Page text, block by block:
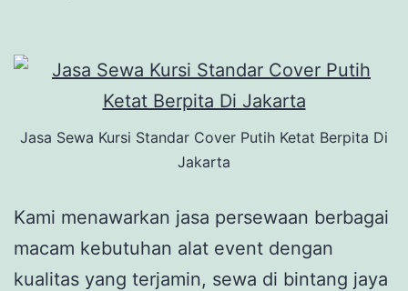
Jasa Sewa Kursi Standar Cover Putih Ketat Berpita Di
Jakarta
Kami menawarkan jasa persewaan berbagai
macam kebutuhan alat event dengan
kualitas yang terjamin, sewa di bintang jaya